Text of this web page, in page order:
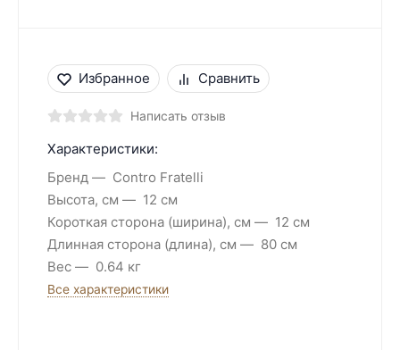
Избранное Сравнить
Написать отзыв
Характеристики:
Бренд
Contro Fratelli
Высота, см
12 см
Короткая сторона (ширина), см
12 см
Длинная сторона (длина), см
80 см
Вес
0.64 кг
Все характеристики